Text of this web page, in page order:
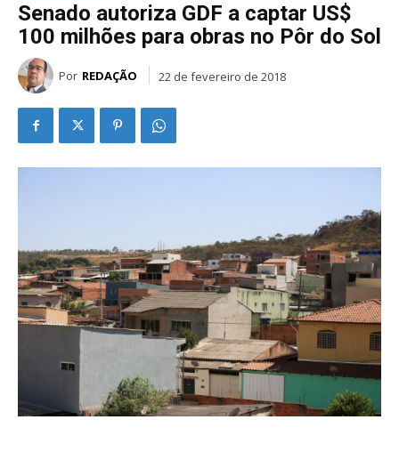
Senado autoriza GDF a captar US$
100 milhões para obras no Pôr do Sol
Por REDAÇÃO 22 de fevereiro de 2018